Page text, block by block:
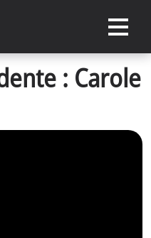
: Carole